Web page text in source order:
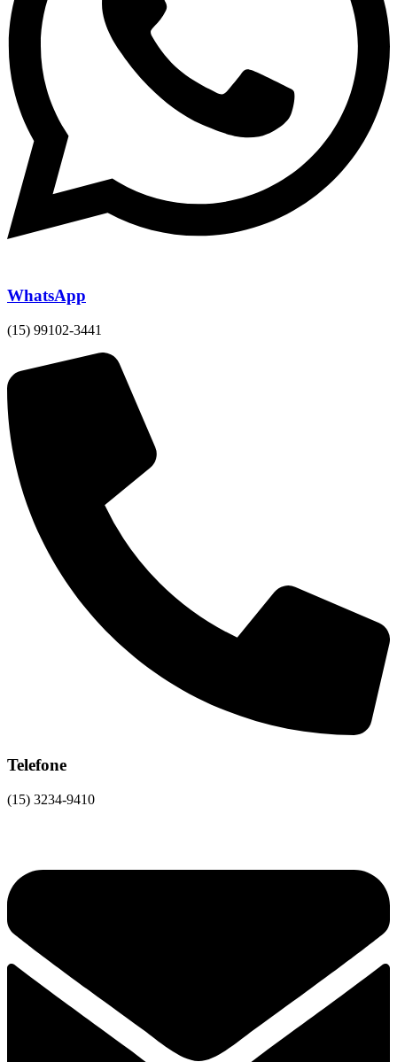
WhatsApp
(15) 99102-3441
Telefone
(15) 3234-9410